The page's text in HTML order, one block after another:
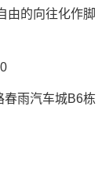
由的向往化作脚
雨汽车城B6栋